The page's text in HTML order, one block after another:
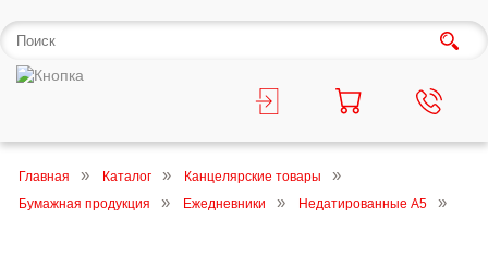
Главная Каталог
Канцелярские товары
Бумажная продукция
Ежедневники Недатированные А5